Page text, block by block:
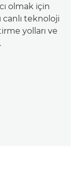
olmak için
canlı teknoloji
yolları ve